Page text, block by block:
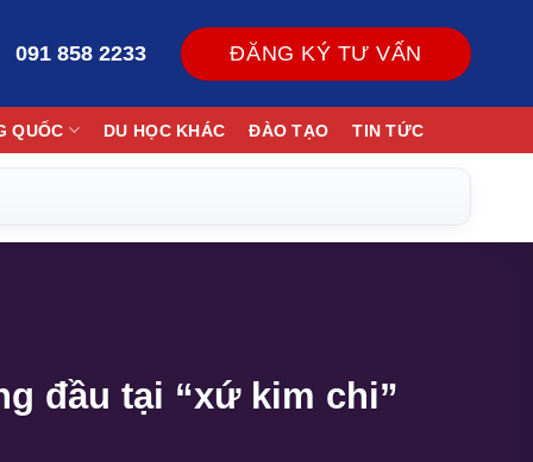
091 858 2233 ĐĂNG KÝ TƯ VẤN
QUỐC DU HỌC KHÁC ĐÀO TẠO TIN TỨC
đầu tại “xứ kim chi”